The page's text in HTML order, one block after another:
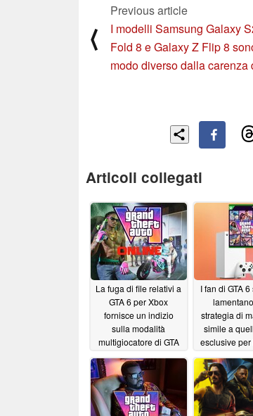
⟨
Previous article
I modelli Samsung Galaxy
Fold 8 e Galaxy Z Flip 8
modo diverso dalla carenza
Articoli collegati
La fuga di file relativi a
GTA 6 per Xbox
fornisce un indizio
sulla modalità
multigiocatore di GTA
06/26/2026
I fan di GTA
strategia di
simile a
esclusive per
preordini06/